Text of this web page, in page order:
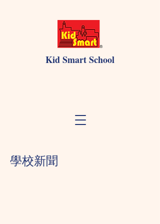
Kid Smart School
學校新聞